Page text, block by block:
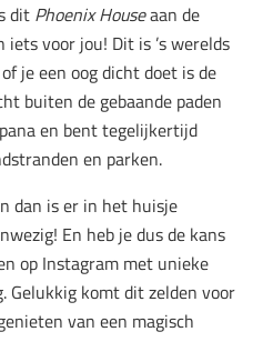
dit Phoenix Houseaan de
voor jou! Dit is ’s werelds
je een oog dicht doet is de
buiten de gebaande paden
en bent tegelijkertijd
en parken.
dan is er in het huisje
En heb je dus de kans
op Instagram met unieke
Gelukkig komt dit zelden voor
van een magisch